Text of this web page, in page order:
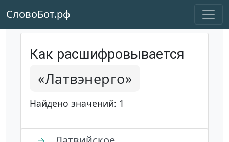
СловоБот.рф
Как расшифровывается
«Латвэнерго»
Найдено значений: 1